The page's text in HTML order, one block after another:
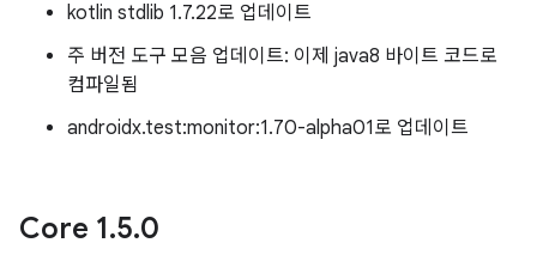
kotlin stdlib 1.7.22로 업데이트
주 버전 도구 모음 업데이트: 이제 java8 바이트 코드로
컴파일됨
androidx.test:monitor:1.70-alpha01로 업데이트
Core 1.5.0